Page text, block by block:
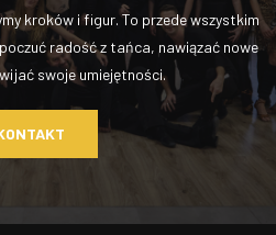
kroków i figur. To przede wszystkim
radość z tańca, nawiązać nowe
swoje umiejętności.